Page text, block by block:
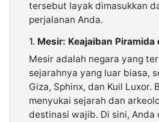
tersebut layak dimasukkan
perjalanan Anda.
1. Mesir: Keajaiban Piramida
Mesir adalah negara yang
sejarahnya yang luar biasa,
Giza, Sphinx, dan Kuil Luxor.
menyukai sejarah dan
destinasi wajib. Di sini, Anda